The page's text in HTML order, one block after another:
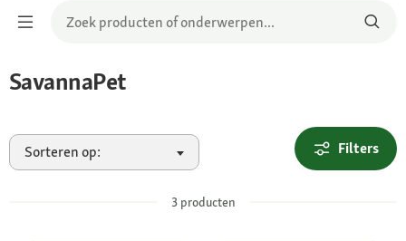
SavannaPet
Sorteren op: Filters
3producten